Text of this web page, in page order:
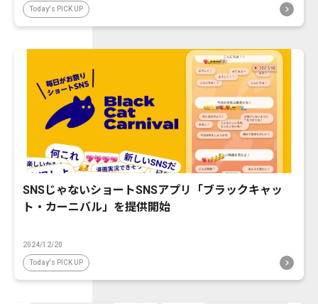
Today's PICK UP
SNSじゃないショートSNSアプリ「ブラックキャッ
ト・カーニバル」を提供開始
2024/12/20
Today's PICK UP